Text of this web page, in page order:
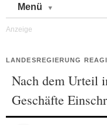
Menü
LANDESREGIERUNG
Nach dem Urteil
Geschäfte